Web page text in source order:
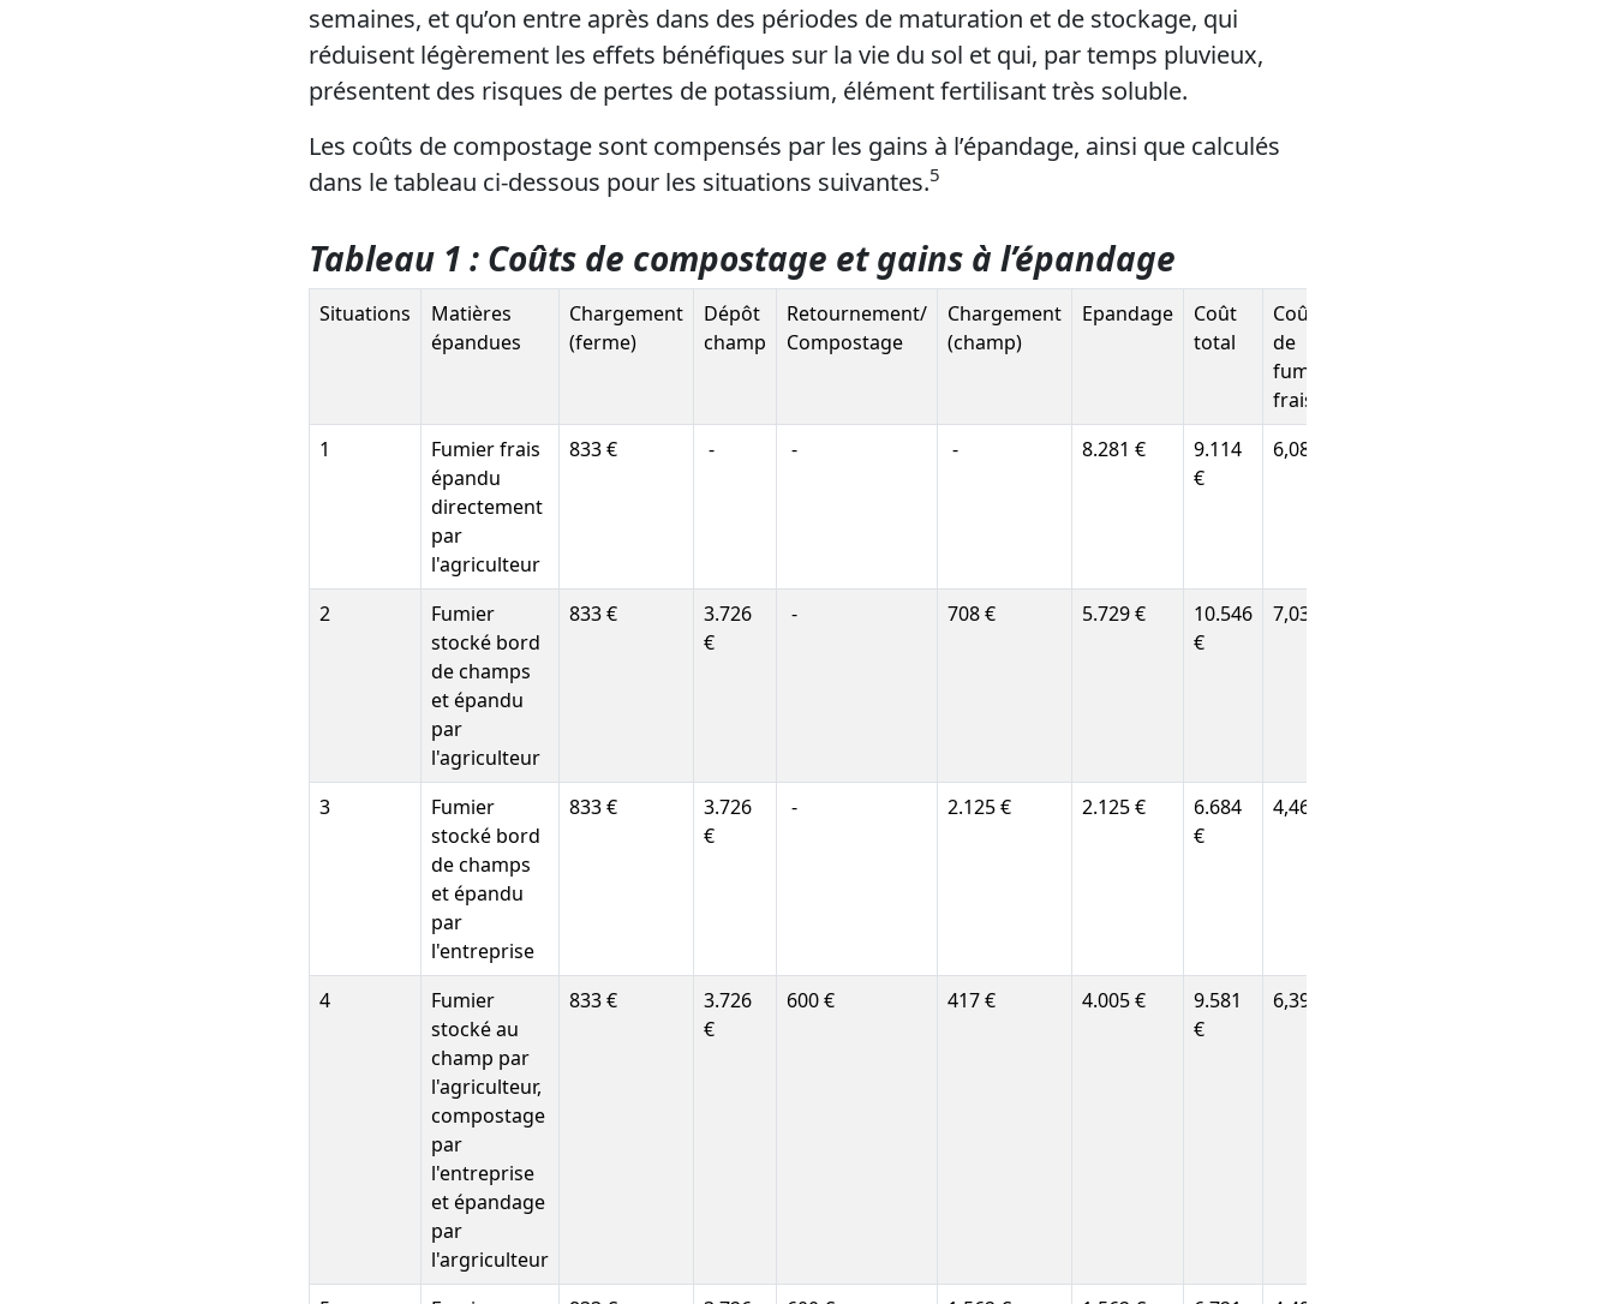
semaines, et qu’on entre après dans des périodes de maturation et de stockage, qui
réduisent légèrement les effets bénéfiques sur la vie du sol et qui, par temps pluvieux,
présentent des risques de pertes de potassium, élément fertilisant très soluble.
Les coûts de compostage sont compensés par les gains à l’épandage, ainsi que calculés
dans le tableau ci-dessous pour les situations suivantes.5
Tableau 1 : Coûts de compostage et gains à l’épandage
Situations
Matières
épandues
Chargement
(ferme)
Dépôt
champ
Retournement/
Compostage
Chargement
(champ)
Epandage
Coût
total
Coût/m³
de
fumier
frais
1
Fumier frais
épandu
directement
par
l'agriculteur
833 € - - - 8.281 €
9.114
€
6,08 €
2
Fumier
stocké bord
de champs
et épandu
par
l'agriculteur
833 €
3.726
€
- 708 € 5.729 €
10.546
€
7,03 €
3
Fumier
stocké bord
de champs
et épandu
par
l'entreprise
833 €
3.726
€
- 2.125 € 2.125 €
6.684
€
4,46 €
4
Fumier
stocké au
champ par
l'agriculteur,
compostage
par
l'entreprise
et épandage
par
l'argriculteur
833 €
3.726
€
600 € 417 € 4.005 €
9.581
€
6,39 €